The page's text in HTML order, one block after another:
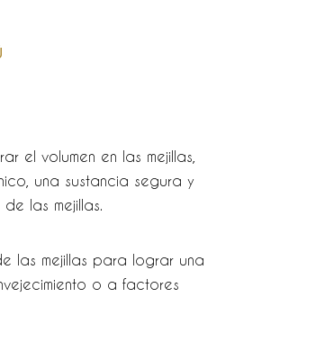
el volumen en las mejillas,
una sustancia segura y
las mejillas.
las mejillas para lograr una
o a factores